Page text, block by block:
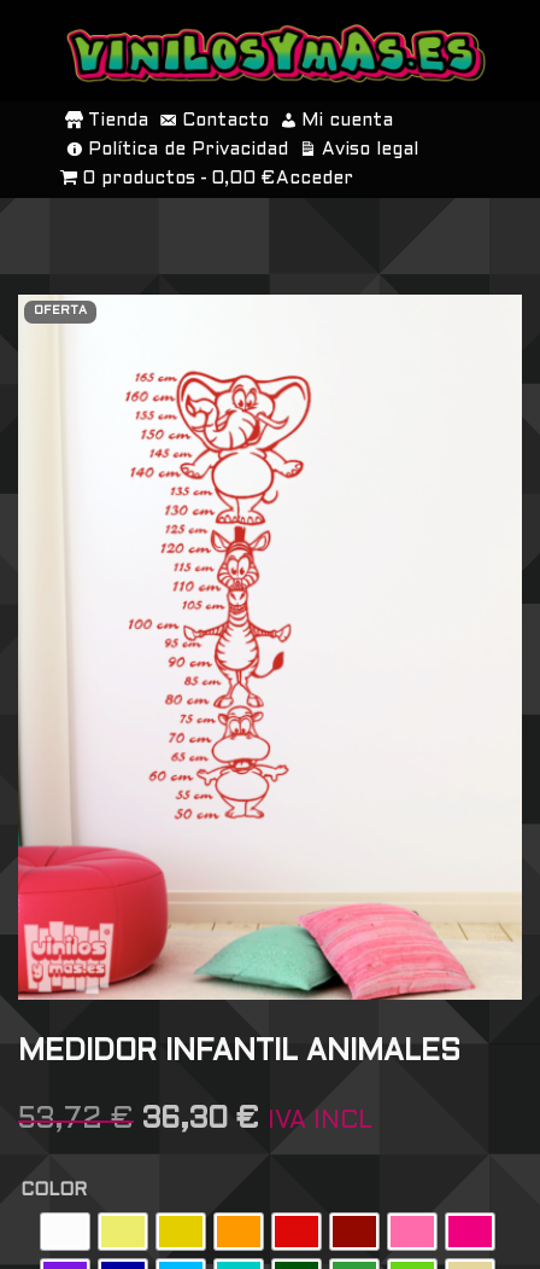
SALTAR
CONTENIDO
Tienda Contacto
Mi cuenta
Política de Privacidad
Aviso legal
0 productos
0,00 € Acceder
OFERTA
MEDIDOR INFANTIL ANIMALES
53,72€ 36,30 € IVA INCL
COLOR